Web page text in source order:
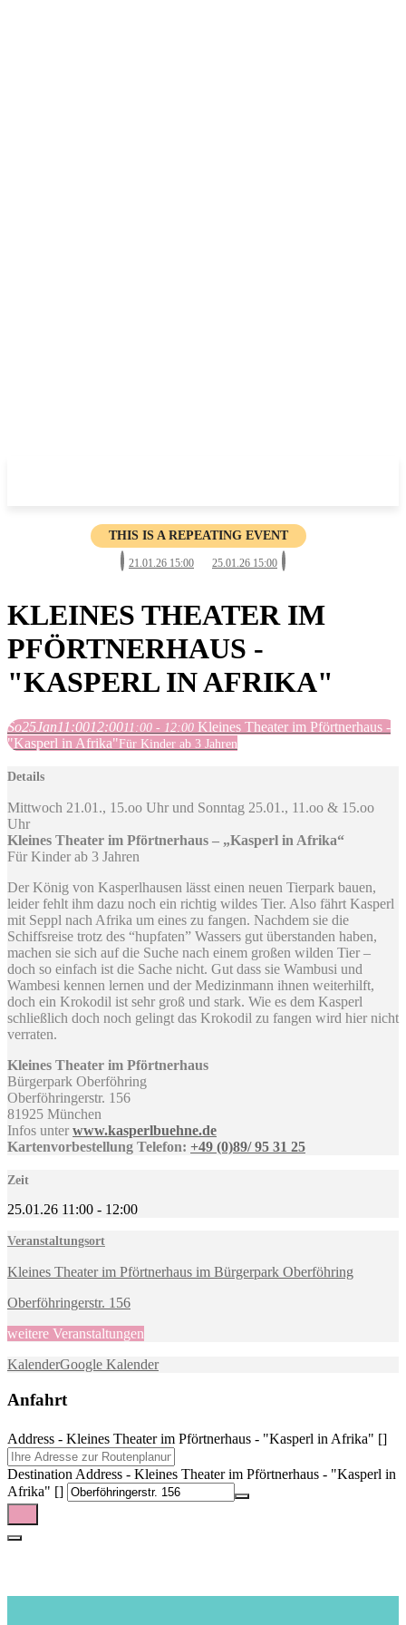
THIS IS A REPEATING EVENT
21.01.26 15:00 25.01.26 15:00
KLEINES THEATER IM
PFÖRTNERHAUS -
"KASPERL IN AFRIKA"
So25Jan11:0012:0011:00 - 12:00 Kleines Theater im Pförtnerhaus -
"Kasperl in Afrika"Für Kinder ab 3 Jahren
Details
Mittwoch 21.01., 15.oo Uhr und Sonntag 25.01., 11.oo & 15.oo
Uhr
Kleines Theater im Pförtnerhaus – „Kasperl in Afrika“
Für Kinder ab 3 Jahren
Der König von Kasperlhausen lässt einen neuen Tierpark bauen,
leider fehlt ihm dazu noch ein richtig wildes Tier. Also fährt Kasperl
mit Seppl nach Afrika um eines zu fangen. Nachdem sie die
Schiffsreise trotz des “hupfaten” Wassers gut überstanden haben,
machen sie sich auf die Suche nach einem großen wilden Tier –
doch so einfach ist die Sache nicht. Gut dass sie Wambusi und
Wambesi kennen lernen und der Medizinmann ihnen weiterhilft,
doch ein Krokodil ist sehr groß und stark. Wie es dem Kasperl
schließlich doch noch gelingt das Krokodil zu fangen wird hier nicht
verraten.
Kleines Theater im Pförtnerhaus
Bürgerpark Oberföhring
Oberföhringerstr. 156
81925 München
Infos unter www.kasperlbuehne.de
Kartenvorbestellung Telefon: +49 (0)89/ 95 31 25
Zeit
25.01.26 11:00 - 12:00
Veranstaltungsort
Kleines Theater im Pförtnerhaus im Bürgerpark Oberföhring
Oberföhringerstr. 156
weitere Veranstaltungen
KalenderGoogle Kalender
Anfahrt
Address - Kleines Theater im Pförtnerhaus - "Kasperl in Afrika" []
Destination Address - Kleines Theater im Pförtnerhaus - "Kasperl in
Afrika" []